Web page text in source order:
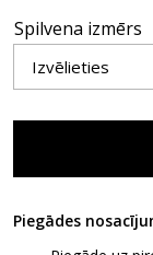
Spilvena izmērs
Piegādes